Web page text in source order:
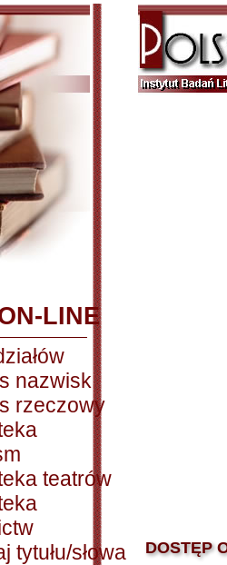
LINE
nazwisk
rzeczowy
teatrów
tytułu/słowa
DOSTĘP